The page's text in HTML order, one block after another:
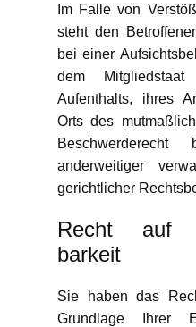
Im Falle von
steht den
bei einer
dem
Aufenthalts, ihres
Orts des
Beschwerderecht
anderweitiger
gerichtlicher
Recht auf
barkeit
Sie haben das
Grundlage Ihrer